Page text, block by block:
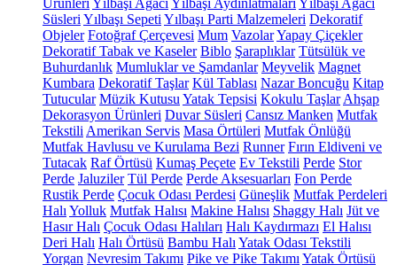
Ürünleri Yılbaşı Ağacı Yılbaşı Aydınlatmaları Yılbaşı Ağacı
Süsleri Yılbaşı Sepeti Yılbaşı Parti Malzemeleri Dekoratif
Objeler Fotoğraf Çerçevesi Mum VazolarYapay Çiçekler
Dekoratif Tabak ve Kaseler Biblo Şaraplıklar Tütsülük ve
Buhurdanlık Mumluklar ve Şamdanlar Meyvelik Magnet
Kumbara Dekoratif Taşlar Kül Tablası Nazar Boncuğu Kitap
Tutucular Müzik Kutusu Yatak Tepsisi Kokulu Taşlar Ahşap
Dekorasyon Ürünleri Duvar Süsleri Cansız Manken Mutfak
Tekstili Amerikan Servis Masa Örtüleri Mutfak Önlüğü
Mutfak Havlusu ve Kurulama Bezi Runner Fırın Eldiveni ve
Tutacak Raf Örtüsü Kumaş Peçete Ev Tekstili Perde Stor
Perde Jaluziler Tül Perde Perde Aksesuarları Fon Perde
Rustik Perde Çocuk Odası Perdesi Güneşlik Mutfak Perdeleri
Halı Yolluk Mutfak Halısı Makine Halısı Shaggy Halı Jüt ve
Hasır Halı Çocuk Odası Halıları Halı Kaydırmazı El Halısı
Deri Halı Halı Örtüsü Bambu Halı Yatak Odası Tekstili
Yorgan Nevresim Takımı Pike ve Pike Takımı Yatak Örtüsü